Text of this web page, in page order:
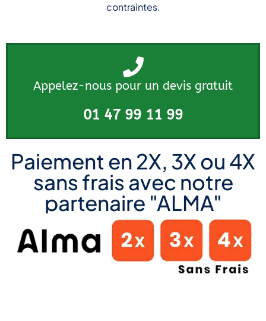
contraintes.
Appelez-nous pour un devis gratuit
01 47 99 11 99
Paiement en 2X, 3X ou 4X
sans frais avec notre
partenaire "ALMA"